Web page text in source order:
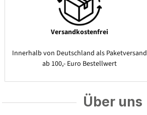
Versandkostenfrei
Innerhalb von Deutschland als Paketversand
ab 100,- Euro Bestellwert
Über uns